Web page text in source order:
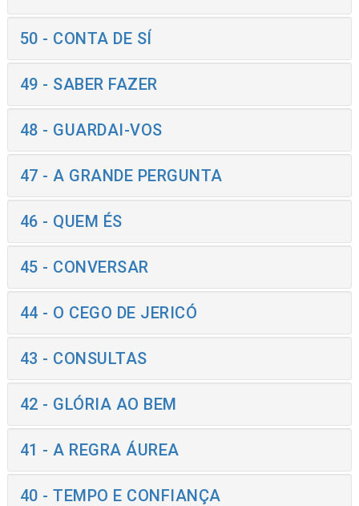
50 - CONTA DE SÍ
49 - SABER FAZER
48 - GUARDAI-VOS
47 - A GRANDE PERGUNTA
46 - QUEM ÉS
45 - CONVERSAR
44 - O CEGO DE JERICÓ
43 - CONSULTAS
42 - GLÓRIA AO BEM
41 - A REGRA ÁUREA
40 - TEMPO E CONFIANÇA